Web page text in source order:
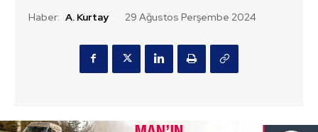
Haber: A. Kurtay 29 Ağustos Perşembe 2024